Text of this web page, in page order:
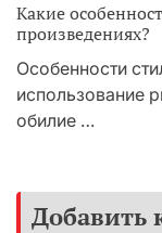
Какие
произведениях?
Особенности
использование
обилие …
Добавить